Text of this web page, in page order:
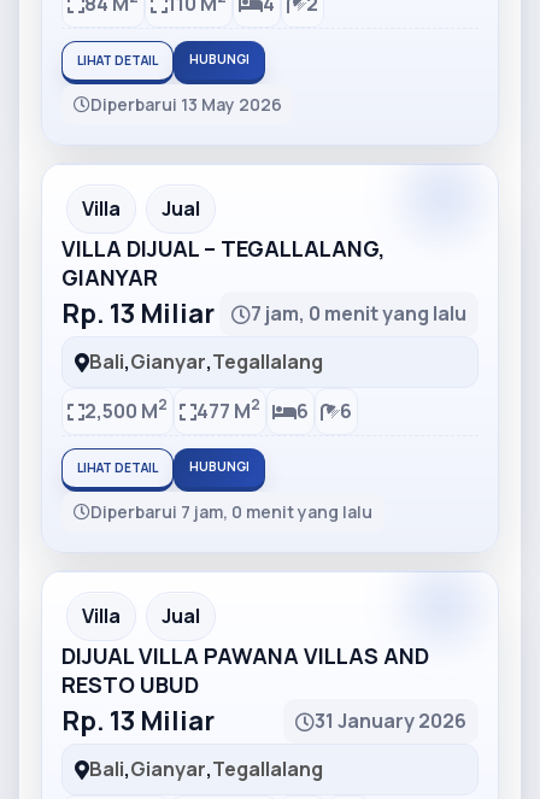
LIHAT DETAIL HUBUNGI
Diperbarui 13 May 2026
Partner Ad
Villa Jual
VILLA DIJUAL – TEGALLALANG,
GIANYAR
Rp. 13 Miliar
7 jam, 0 menit yang lalu
Bali,Gianyar,Tegallalang
2,500 M2 477 M2 6 6
LIHAT DETAIL HUBUNGI
Diperbarui 7 jam, 0 menit yang lalu
Partner Ad
Villa Jual
DIJUAL VILLA PAWANA VILLAS AND
RESTO UBUD
Rp. 13 Miliar
31 January 2026
Bali,Gianyar,Tegallalang